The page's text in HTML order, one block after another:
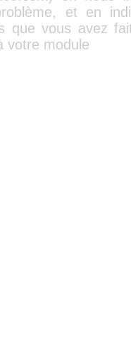
et en
que vous avez
votre module